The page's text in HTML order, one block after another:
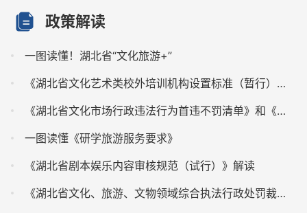
政策解读
一图读懂！湖北省“文化旅游+”
《湖北省文化艺术类校外培训机构设置标准（暂行）》《湖...
《湖北省文化市场行政违法行为首违不罚清单》和《湖北省...
一图读懂《研学旅游服务要求》
《湖北省剧本娱乐内容审核规范（试行）》解读
《湖北省文化、旅游、文物领域综合执法行政处罚裁量基准...